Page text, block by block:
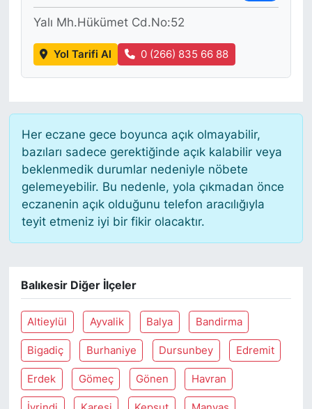
Yalı Mh.Hükümet Cd.No:52
Yol Tarifi Al 0 (266) 835 66 88
Her eczane gece boyunca açık olmayabilir,
bazıları sadece gerektiğinde açık kalabilir veya
beklenmedik durumlar nedeniyle nöbete
gelemeyebilir. Bu nedenle, yola çıkmadan önce
eczanenin açık olduğunu telefon aracılığıyla
teyit etmeniz iyi bir fikir olacaktır.
Balıkesir Diğer İlçeler
Altieylül Ayvalik Balya Bandirma
Bigadiç Burhaniye Dursunbey Edremit
Erdek Gömeç Gönen Havran